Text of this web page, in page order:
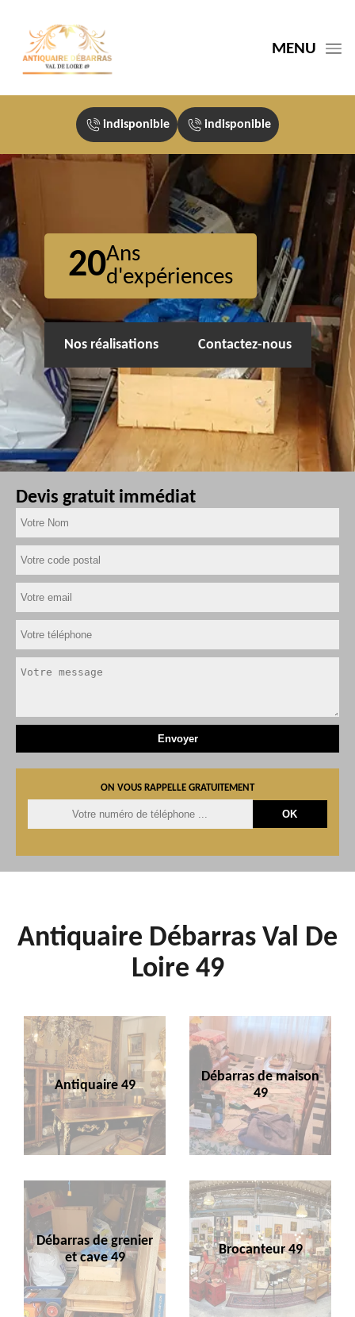
MENU
indisponible indisponible
20Ans
d'expériences
Nos réalisations Contactez-nous
Devis gratuit immédiat
ON VOUS RAPPELLE GRATUITEMENT
Antiquaire Débarras Val De
Loire 49
Antiquaire 49
Débarras de maison
49
Débarras de grenier
et cave 49
Brocanteur 49